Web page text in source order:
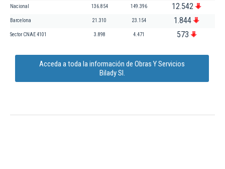
Nacional 136.854 149.396 12.542
Barcelona 21.310 23.154 1.844
Sector CNAE 4101 3.898 4.471 573
Acceda a toda la información de Obras Y Servicios
Bilady Sl.